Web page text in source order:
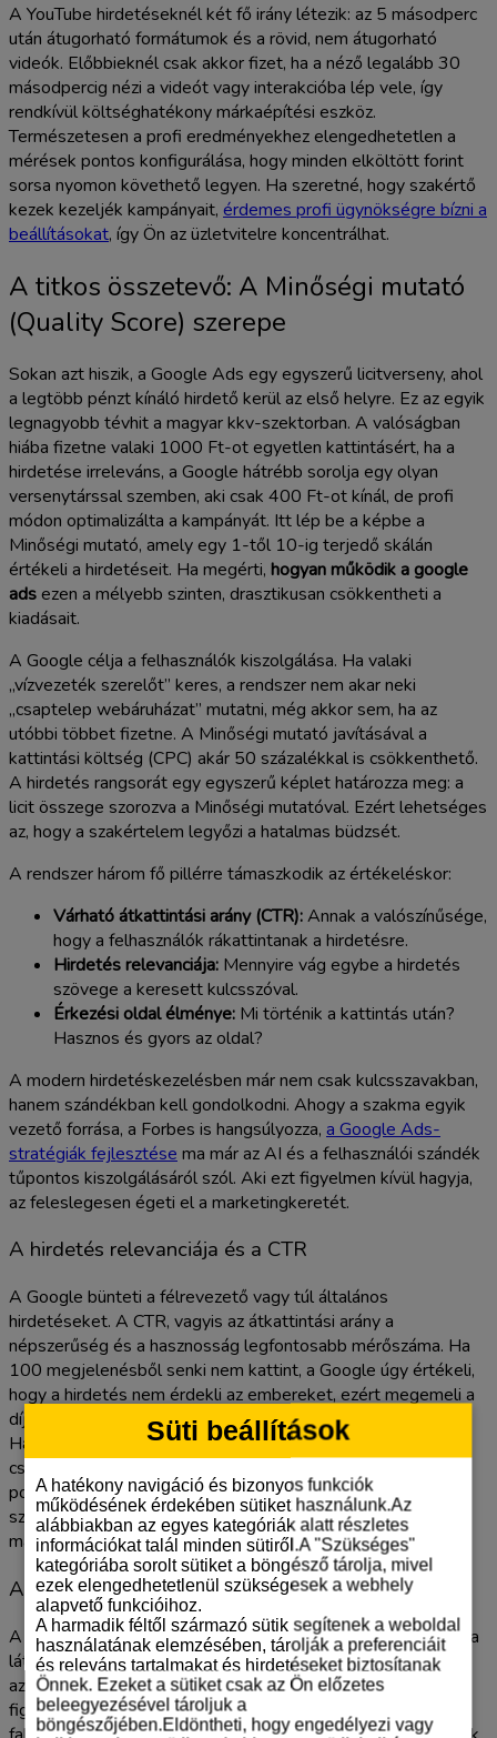
Süti beállítások
A hatékony navigáció és bizonyos funkciók
működésének érdekében sütiket használunk.Az
alábbiakban az egyes kategóriák alatt részletes
információkat talál minden sütiről.A "Szükséges"
kategóriába sorolt sütiket a böngésző tárolja, mivel
ezek elengedhetetlenül szükségesek a webhely
alapvető funkcióihoz.
A harmadik féltől származó sütik segítenek a weboldal
használatának elemzésében, tárolják a preferenciáit
és releváns tartalmakat és hirdetéseket biztosítanak
Önnek. Ezeket a sütiket csak az Ön előzetes
beleegyezésével tároljuk a
böngészőjében.Eldöntheti, hogy engedélyezi vagy
A YouTube hirdetéseknél két fő irány létezik: az 5 másodperc
után átugorható formátumok és a rövid, nem átugorható
videók. Előbbieknél csak akkor fizet, ha a néző legalább 30
másodpercig nézi a videót vagy interakcióba lép vele, így
rendkívül költséghatékony márkaépítési eszköz.
Természetesen a profi eredményekhez elengedhetetlen a
mérések pontos konfigurálása, hogy minden elköltött forint
sorsa nyomon követhető legyen. Ha szeretné, hogy szakértő
kezek kezeljék kampányait, érdemes profi ügynökségre bízni a
beállításokat, így Ön az üzletvitelre koncentrálhat.
A titkos összetevő: A Minőségi mutató
(Quality Score) szerepe
Sokan azt hiszik, a Google Ads egy egyszerű licitverseny, ahol
a legtöbb pénzt kínáló hirdető kerül az első helyre. Ez az egyik
legnagyobb tévhit a magyar kkv-szektorban. A valóságban
hiába fizetne valaki 1000 Ft-ot egyetlen kattintásért, ha a
hirdetése irreleváns, a Google hátrébb sorolja egy olyan
versenytárssal szemben, aki csak 400 Ft-ot kínál, de profi
módon optimalizálta a kampányát. Itt lép be a képbe a
Minőségi mutató, amely egy 1-től 10-ig terjedő skálán
értékeli a hirdetéseit. Ha megérti, hogyan működik a google
adsezen a mélyebb szinten, drasztikusan csökkentheti a
kiadásait.
A Google célja a felhasználók kiszolgálása. Ha valaki
„vízvezeték szerelőt” keres, a rendszer nem akar neki
„csaptelep webáruházat” mutatni, még akkor sem, ha az
utóbbi többet fizetne. A Minőségi mutató javításával a
kattintási költség (CPC) akár 50 százalékkal is csökkenthető.
A hirdetés rangsorát egy egyszerű képlet határozza meg: a
licit összege szorozva a Minőségi mutatóval. Ezért lehetséges
az, hogy a szakértelem legyőzi a hatalmas büdzsét.
A rendszer három fő pillérre támaszkodik az értékeléskor:
Várható átkattintási arány (CTR):Annak a valószínűsége,
hogy a felhasználók rákattintanak a hirdetésre.
Hirdetés relevanciája: Mennyire vág egybe a hirdetés
szövege a keresett kulcsszóval.
Érkezési oldal élménye: Mi történik a kattintás után?
Hasznos és gyors az oldal?
A modern hirdetéskezelésben már nem csak kulcsszavakban,
hanem szándékban kell gondolkodni. Ahogy a szakma egyik
vezető forrása, a Forbes is hangsúlyozza, a Google Ads-
stratégiák fejlesztése ma már az AI és a felhasználói szándék
tűpontos kiszolgálásáról szól. Aki ezt figyelmen kívül hagyja,
az feleslegesen égeti el a marketingkeretét.
A hirdetés relevanciája és a CTR
A Google bünteti a félrevezető vagy túl általános
hirdetéseket. A CTR, vagyis az átkattintási arány a
népszerűség és a hasznosság legfontosabb mérőszáma. Ha
100 megjelenésből senki nem kattint, a Google úgy értékeli,
hogy a hirdetés nem érdekli az embereket, ezért megemeli a
díjakat. A szövegek optimalizálásakor kerülje a sablonokat.
Használjon konkrét előnyöket és világos felszólítást a
cselekvésre. Egy 2024 elején végzett mérésünk során a
pontosan célzott, kulcsszót tartalmazó címsorok 35
százalékkal magasabb CTR-t produkáltak, mint az általános
marketingszövegek.
A landing page élmény jelentősége
A hirdetés csak a kapu, az eladás a weboldalon történik. Ha a
látogató kattint, de az oldal lassú vagy nem találja meg
azonnal, amit ígértünk neki, azonnal visszafordul. A Google
figyeli ezt a viselkedést. A weboldal sebessége kritikus